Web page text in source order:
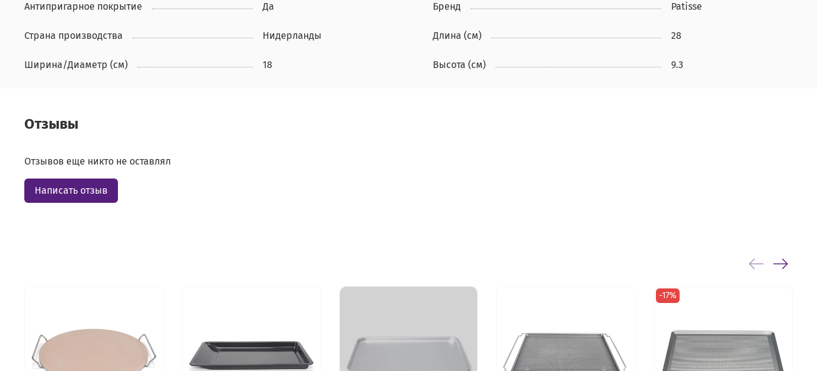
Антипригарное покрытие Да Бренд Patisse
Страна производства Нидерланды Длина (см) 28
Ширина/Диаметр (см) 18 Высота (см) 9.3
Отзывы
Отзывов еще никто не оставлял
Написать отзыв
-17%